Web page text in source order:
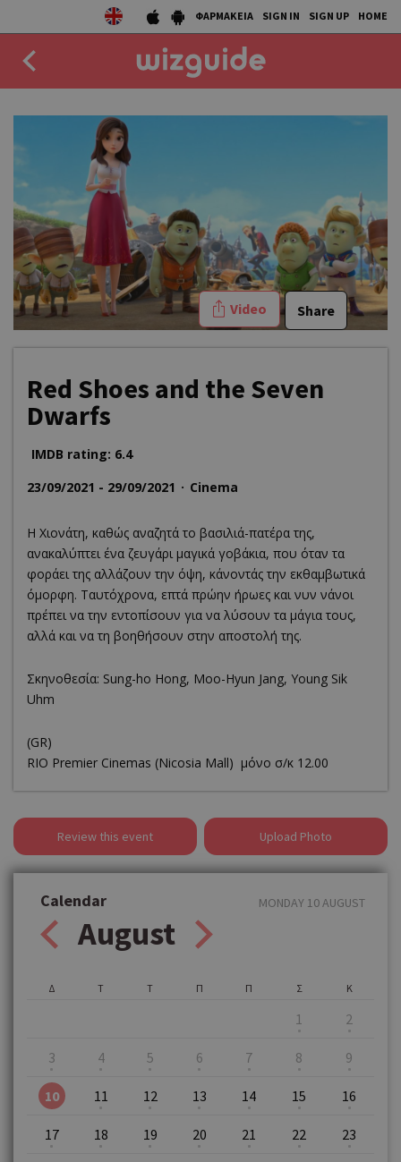
ΦΑΡΜΑΚΕΙΑ SIGN IN SIGN UP HOME
AGENDA
COLLECTIONS
STORIES
Video Share
Red Shoes and the Seven
Dwarfs
IMDB rating: 6.4
23/09/2021 - 29/09/2021
Cinema
Η Χιονάτη, καθώς αναζητά το βασιλιά-πατέρα της,
ανακαλύπτει ένα ζευγάρι μαγικά γοβάκια, που όταν τα
φοράει της αλλάζουν την όψη, κάνοντάς την εκθαμβωτικά
όμορφη. Ταυτόχρονα, επτά πρώην ήρωες και νυν νάνοι
πρέπει να την εντοπίσουν για να λύσουν τα μάγια τους,
αλλά και να τη βοηθήσουν στην αποστολή της.
Σκηνοθεσία: Sung-ho Hong, Moo-Hyun Jang, Young Sik
Uhm
(GR)
RΙΟ Premier Cinemas (Nicosia Mall) μόνο σ/κ 12.00
Review this event Upload Photo
Calendar
August
MONDAY 10 AUGUST
Δ Τ Τ Π Π Σ
1
Κ
2
3 4 5 6 7 8 9
10 11 12 13 14 15 16
17 18 19 20 21 22 23